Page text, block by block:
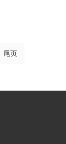
尾页